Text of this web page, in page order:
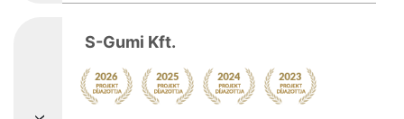
S-Gumi Kft.